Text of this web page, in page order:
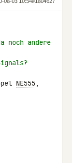
noch andere
NE555,